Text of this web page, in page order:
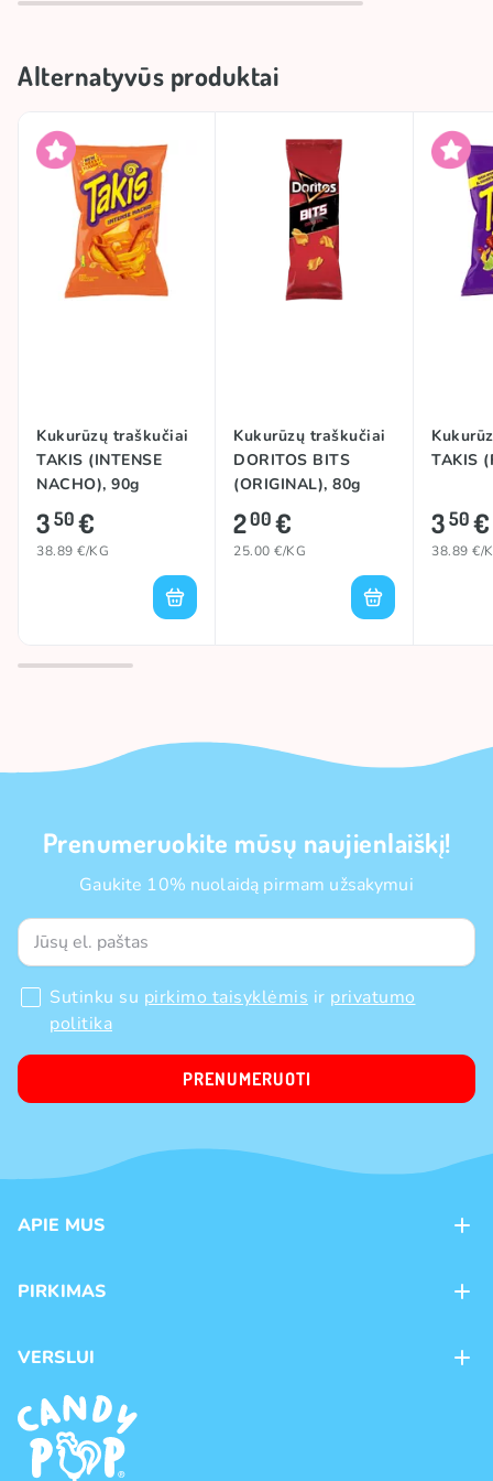
Alternatyvūs produktai
Kukurūzų traškučiai
TAKIS (INTENSE
NACHO), 90g
350€
38.89 €/KG
Kukurūzų traškučiai
DORITOS BITS
(ORIGINAL), 80g
200€
25.00 €/KG
TAKIS
350€
38.89 €/
Prenumeruokite mūsų naujienlaiškį!
Gaukite 10% nuolaidą pirmam užsakymui
Sutinku su pirkimo taisyklėmis ir privatumo
politika
PRENUMERUOTI
APIE MUS
Kontaktai
Naujienos
Prekių ženklai
PIRKIMAS
Pristatymas
Prekių grąžinimas ir keitimas
Pirkimo taisyklės
Privatumo politika
VERSLUI
Franšizė
Didmeninė prekyba